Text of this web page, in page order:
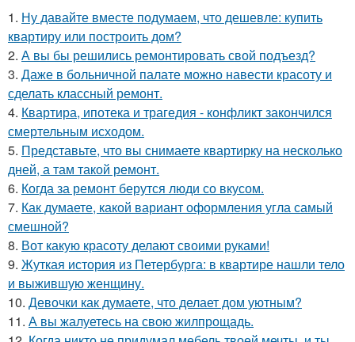
1. Ну давайте вместе подумаем, что дешевле: купить
квартиру или построить дом?
2. А вы бы решились ремонтировать свой подъезд?
3. Даже в больничной палате можно навести красоту и
сделать классный ремонт.
4. Квартира, ипотека и трагедия - конфликт закончился
смертельным исходом.
5. Представьте, что вы снимаете квартирку на несколько
дней, а там такой ремонт.
6. Когда за ремонт берутся люди со вкусом.
7. Как думаете, какой вариант оформления угла самый
смешной?
8. Вот какую красоту делают своими руками!
9. Жуткая история из Петербурга: в квартире нашли тело
и выжившую женщину.
10. Девочки как думаете, что делает дом уютным?
11. А вы жалуетесь на свою жилпрощадь.